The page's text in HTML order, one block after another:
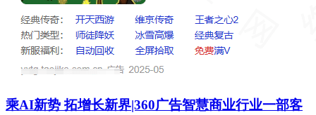
乘AI新势 拓增长新界|360广告智慧商业行业一部客